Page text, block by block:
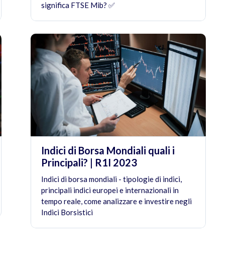
significa FTSE Mib? ✅
Indici di Borsa Mondiali quali i
Principali? | R1I 2023
Indici di borsa mondiali - tipologie di indici,
principali indici europei e internazionali in
tempo reale, come analizzare e investire negli
Indici Borsistici